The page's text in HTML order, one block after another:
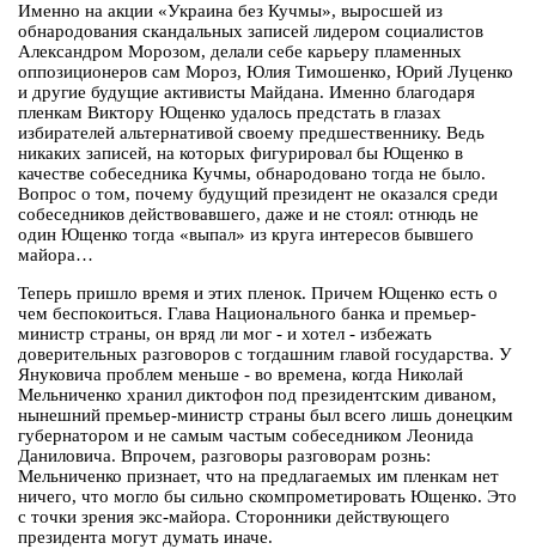
Именно на акции «Украина без Кучмы», выросшей из
обнародования скандальных записей лидером социалистов
Александром Морозом, делали себе карьеру пламенных
оппозиционеров сам Мороз, Юлия Тимошенко, Юрий Луценко
и другие будущие активисты Майдана. Именно благодаря
пленкам Виктору Ющенко удалось предстать в глазах
избирателей альтернативой своему предшественнику. Ведь
никаких записей, на которых фигурировал бы Ющенко в
качестве собеседника Кучмы, обнародовано тогда не было.
Вопрос о том, почему будущий президент не оказался среди
собеседников действовавшего, даже и не стоял: отнюдь не
один Ющенко тогда «выпал» из круга интересов бывшего
майора…
Теперь пришло время и этих пленок. Причем Ющенко есть о
чем беспокоиться. Глава Национального банка и премьер-
министр страны, он вряд ли мог - и хотел - избежать
доверительных разговоров с тогдашним главой государства. У
Януковича проблем меньше - во времена, когда Николай
Мельниченко хранил диктофон под президентским диваном,
нынешний премьер-министр страны был всего лишь донецким
губернатором и не самым частым собеседником Леонида
Даниловича. Впрочем, разговоры разговорам рознь:
Мельниченко признает, что на предлагаемых им пленкам нет
ничего, что могло бы сильно скомпрометировать Ющенко. Это
с точки зрения экс-майора. Сторонники действующего
президента могут думать иначе.